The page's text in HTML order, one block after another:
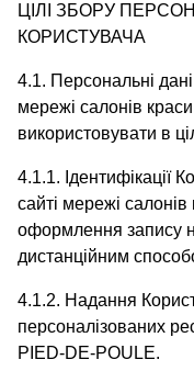
ЦІЛІ ЗБОРУ
КОРИСТУВАЧА
4.1. Персональні
мережі салонів
використовувати в
4.1.1. Ідентифікації
сайті мережі
оформлення запису
дистанційним
4.1.2. Надання
персоналізованих
PIED-DE-POULE.